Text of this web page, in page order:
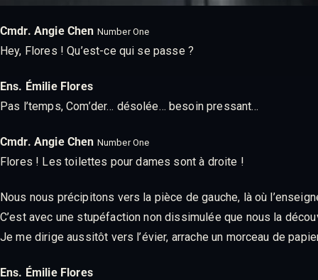
Cmdr. Angie Chen Number One
Hey, Flores ! Qu’est-ce qui se passe ?
Ens. Émilie Flores
Pas l’temps, Com’der… désolée… besoin pressant…
Cmdr. Angie Chen Number One
Flores ! Les toilettes pour dames sont à droite !
Nous nous précipitons vers la pièce de gauche, là où
C’est avec une stupéfaction non dissimulée que nous la
Je me dirige aussitôt vers l’évier, arrache un morceau de
Ens. Émilie Flores